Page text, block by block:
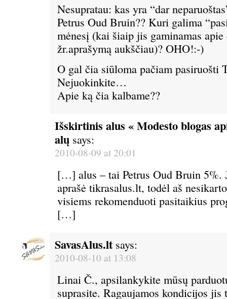
Nesupratau: kas yra “dar
Petrus Oud Bruin?? Kuri galima
mėnesį (kai šiaip jis gaminamas apie
žr.aprašymą aukščiau)? OHO!:-)
O gal čia siūloma pačiam pasiruošti
Nejuokinkite…
Apie ką čia kalbame??
Išskirtinis alus « Modesto blogas
alų says:
2010-08-09 at 20:01
[…] alus – tai Petrus Oud Bruin
aprašė tikrasalus.lt, todėl aš
visiems rekomenduoti pasitaikius
[…]
SavasAlus.lt says:
2010-08-10 at 13:08
Linai Č., apsilankykite mūsų
suprasite. Ragaujamos kondicijos jis